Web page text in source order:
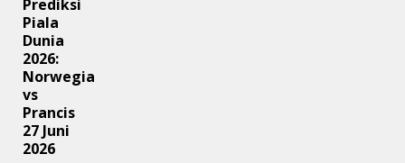
Prediksi
Piala
Dunia
2026:
Norwegia
vs
Prancis
27 Juni
2026